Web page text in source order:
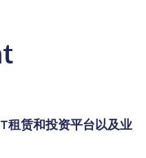
租赁和投资平台以及业